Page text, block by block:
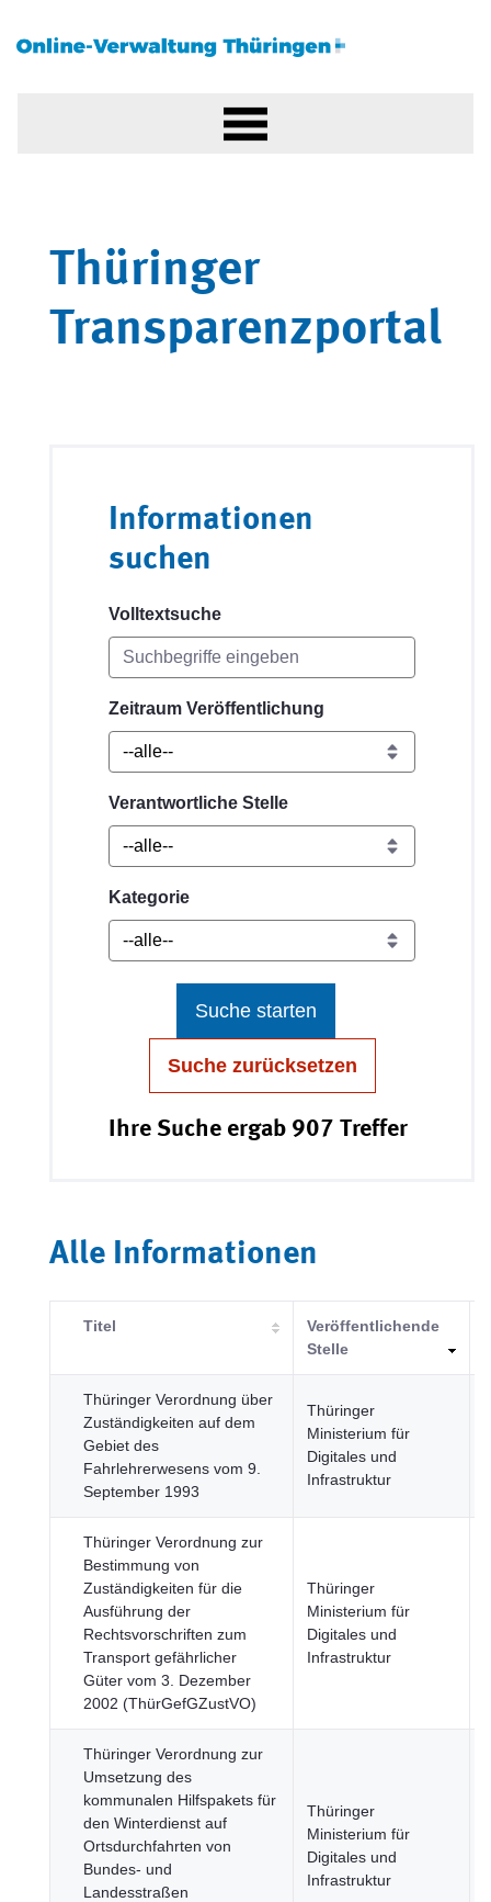
Thüringer
Transparenzportal
Informationen
suchen
Volltextsuche
Zeitraum Veröffentlichung
Verantwortliche Stelle
Kategorie
Suche starten
Suche zurücksetzen
Ihre Suche ergab 907 Treffer
Alle Informationen
Titel
Veröffentlichende
Stelle
Thüringer Verordnung über
Zuständigkeiten auf dem
Gebiet des
Fahrlehrerwesens vom 9.
September 1993
Thüringer
Ministerium für
Digitales und
Infrastruktur
Thüringer Verordnung zur
Bestimmung von
Zuständigkeiten für die
Ausführung der
Rechtsvorschriften zum
Transport gefährlicher
Güter vom 3. Dezember
2002 (ThürGefGZustVO)
Thüringer
Ministerium für
Digitales und
Infrastruktur
Thüringer Verordnung zur
Umsetzung des
kommunalen Hilfspakets für
den Winterdienst auf
Ortsdurchfahrten von
Bundes- und
Landesstraßen
Thüringer
Ministerium für
Digitales und
Infrastruktur